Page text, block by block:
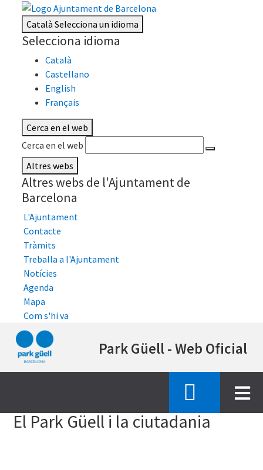
CatalàSelecciona un idioma
Selecciona idioma
Català
Castellano
English
Français
Cerca en el web
Cerca en el web
Altres webs
Altres webs de l'Ajuntament de
Barcelona
L'Ajuntament
Contacte
Tràmits
Treballa a l'Ajuntament
Notícies
Agenda
Mapa
Com s'hi va
al
Park Güell - Web Oficial
El Park Güell i la ciutadania